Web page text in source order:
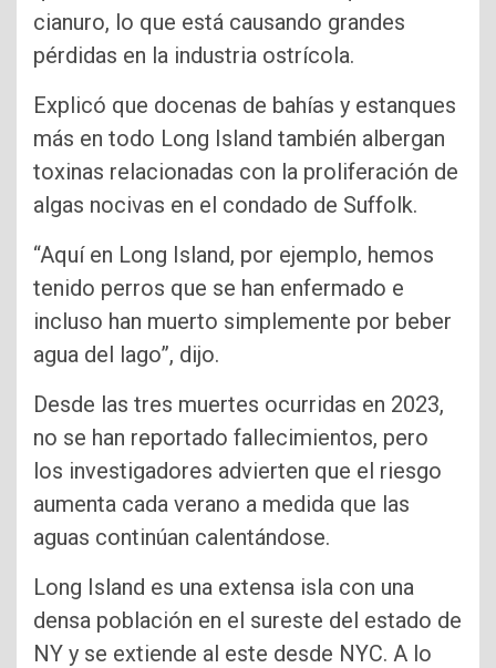
cianuro, lo que está causando grandes
pérdidas en la industria ostrícola.
Explicó que docenas de bahías y estanques
más en todo Long Island también albergan
toxinas relacionadas con la proliferación de
algas nocivas en el condado de Suffolk.
“Aquí en Long Island, por ejemplo, hemos
tenido perros que se han enfermado e
incluso han muerto simplemente por beber
agua del lago”, dijo.
Desde las tres muertes ocurridas en 2023,
no se han reportado fallecimientos, pero
los investigadores advierten que el riesgo
aumenta cada verano a medida que las
aguas continúan calentándose.
Long Island es una extensa isla con una
densa población en el sureste del estado de
NY y se extiende al este desde NYC. A lo